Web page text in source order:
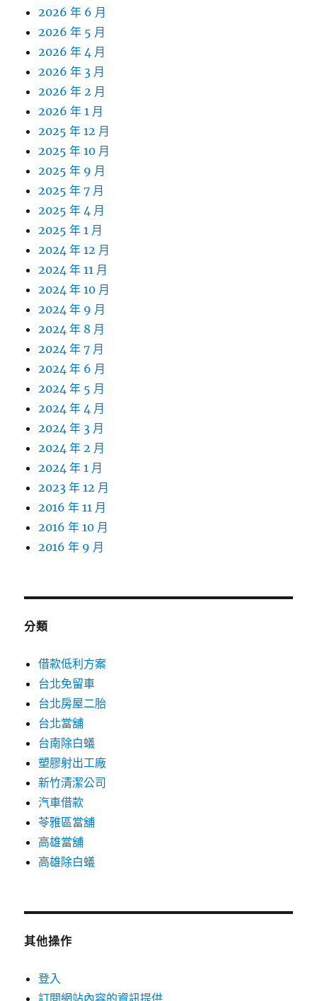
2026 年 6 月
2026 年 5 月
2026 年 4 月
2026 年 3 月
2026 年 2 月
2026 年 1 月
2025 年 12 月
2025 年 10 月
2025 年 9 月
2025 年 7 月
2025 年 4 月
2025 年 1 月
2024 年 12 月
2024 年 11 月
2024 年 10 月
2024 年 9 月
2024 年 8 月
2024 年 7 月
2024 年 6 月
2024 年 5 月
2024 年 4 月
2024 年 3 月
2024 年 2 月
2024 年 1 月
2023 年 12 月
2016 年 11 月
2016 年 10 月
2016 年 9 月
分類
借款低利方案
台北免留車
台北房屋二胎
台北當舖
台南除白蟻
塑膠射出工廠
新竹清潔公司
汽車借款
苓雅區當舖
高雄當舖
高雄除白蟻
其他操作
登入
訂閱網站內容的資訊提供